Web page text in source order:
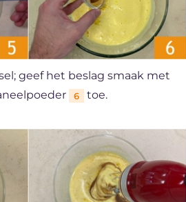
geef het beslag smaak met
6 toe.